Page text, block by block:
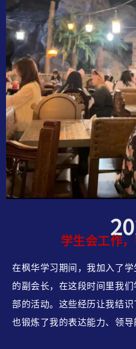
学生会工作
在枫华学习期间，我加入了
的副会长，在这段时间里我
部的活动。这些经历让我结
也锻炼了我的表达能力、领导